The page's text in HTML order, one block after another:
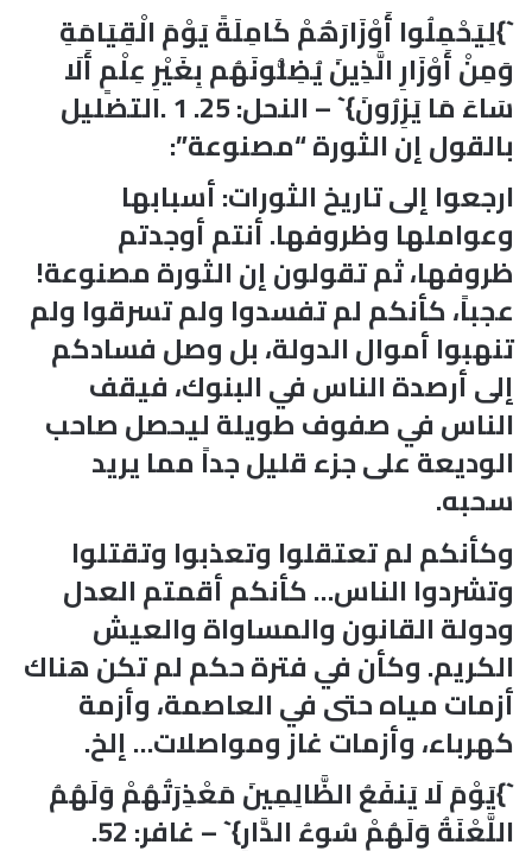
`}لِيَحْمِلُوا أَوْزَارَهُمْ كَامِلَةً يَوْمَ الْقِيَامَةِ
وَمِنْ أَوْزَارِ الَّذِينَ يُضِلُّونَهُم بِغَيْرِ عِلْمٍ أَلَا
سَاءَ مَا يَزِرُونَ}` – النحل: 25. 1 .التضليل
بالقول إن الثورة “مصنوعة”:
ارجعوا إلى تاريخ الثورات: أسبابها
وعواملها وظروفها. أنتم أوجدتم
ظروفها، ثم تقولون إن الثورة مصنوعة!
عجباً، كأنكم لم تفسدوا ولم تسرقوا ولم
تنهبوا أموال الدولة، بل وصل فسادكم
إلى أرصدة الناس في البنوك، فيقف
الناس في صفوف طويلة ليحصل صاحب
الوديعة على جزء قليل جداً مما يريد
سحبه.
وكأنكم لم تعتقلوا وتعذبوا وتقتلوا
وتشردوا الناس… كأنكم أقمتم العدل
ودولة القانون والمساواة والعيش
الكريم. وكأن في فترة حكم لم تكن هناك
أزمات مياه حتى في العاصمة، وأزمة
كهرباء، وأزمات غاز ومواصلات… إلخ.
`}يَوْمَ لَا يَنفَعُ الظَّالِمِينَ مَعْذِرَتُهُمْ وَلَهُمُ
اللَّعْنَةُ وَلَهُمْ سُوءُ الدَّارِ}` – غافر: 52.